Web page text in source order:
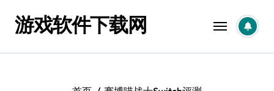
游戏软件下载网